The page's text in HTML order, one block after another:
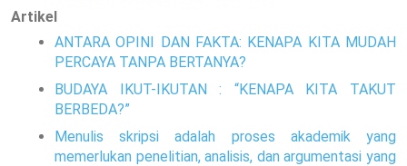
Artikel
ANTARA OPINI DAN FAKTA: KENAPA KITA MUDAH
PERCAYA TANPA BERTANYA?
BUDAYA IKUT-IKUTAN : “KENAPA KITA TAKUT
BERBEDA?”
Menulis skripsi adalah proses akademik yang
memerlukan penelitian, analisis, dan argumentasi yang